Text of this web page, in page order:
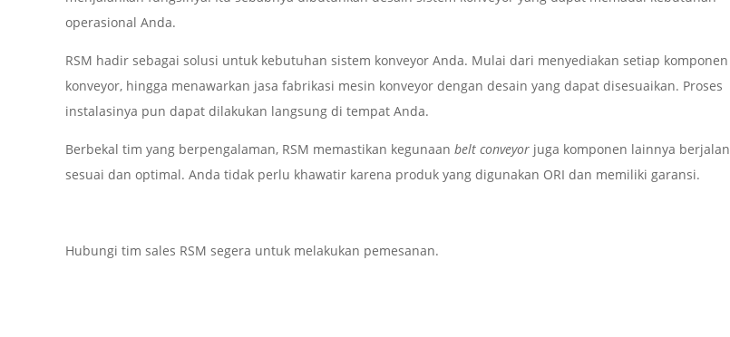
operasional Anda.
RSM hadir sebagai solusi untuk kebutuhan sistem konveyor Anda. Mulai dari menyediakan setiap komponen
konveyor, hingga menawarkan jasa fabrikasi mesin konveyor dengan desain yang dapat disesuaikan. Proses
instalasinya pun dapat dilakukan langsung di tempat Anda.
Berbekal tim yang berpengalaman, RSM memastikan kegunaan belt conveyorjuga komponen lainnya berjalan
sesuai dan optimal. Anda tidak perlu khawatir karena produk yang digunakan ORI dan memiliki garansi.
Hubungi tim sales RSM segera untuk melakukan pemesanan.